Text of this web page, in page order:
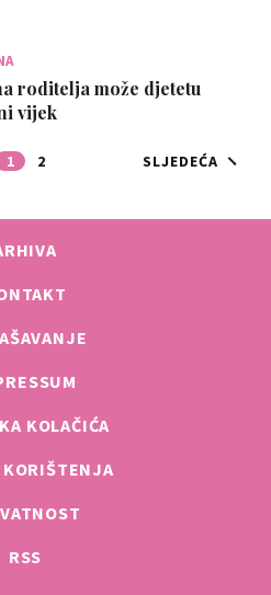
roditelja može djetetu
vijek
1 2 SLJEDEĆA
KOLAČIĆA
RSS